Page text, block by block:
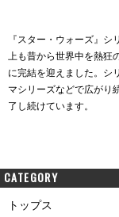
『スター・ウォーズ』
上も昔から世界中を熱狂
に完結を迎えました。シ
マシリーズなどで広がり
了し続けています。
CATEGORY
トップス